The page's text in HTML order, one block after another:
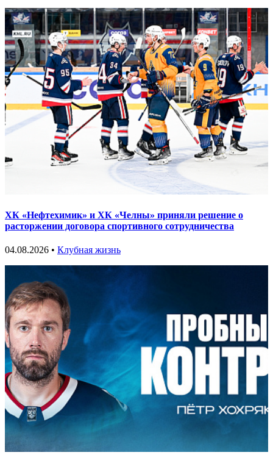
ХК «Нефтехимик» и ХК «Челны» приняли решение о
расторжении договора спортивного сотрудничества
04.08.2026 • Клубная жизнь